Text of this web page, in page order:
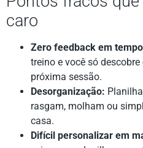
caro
Zero feedback em
treino e você só
próxima sessão.
Desorganização:
rasgam, molham ou
casa.
Difícil personalizar em